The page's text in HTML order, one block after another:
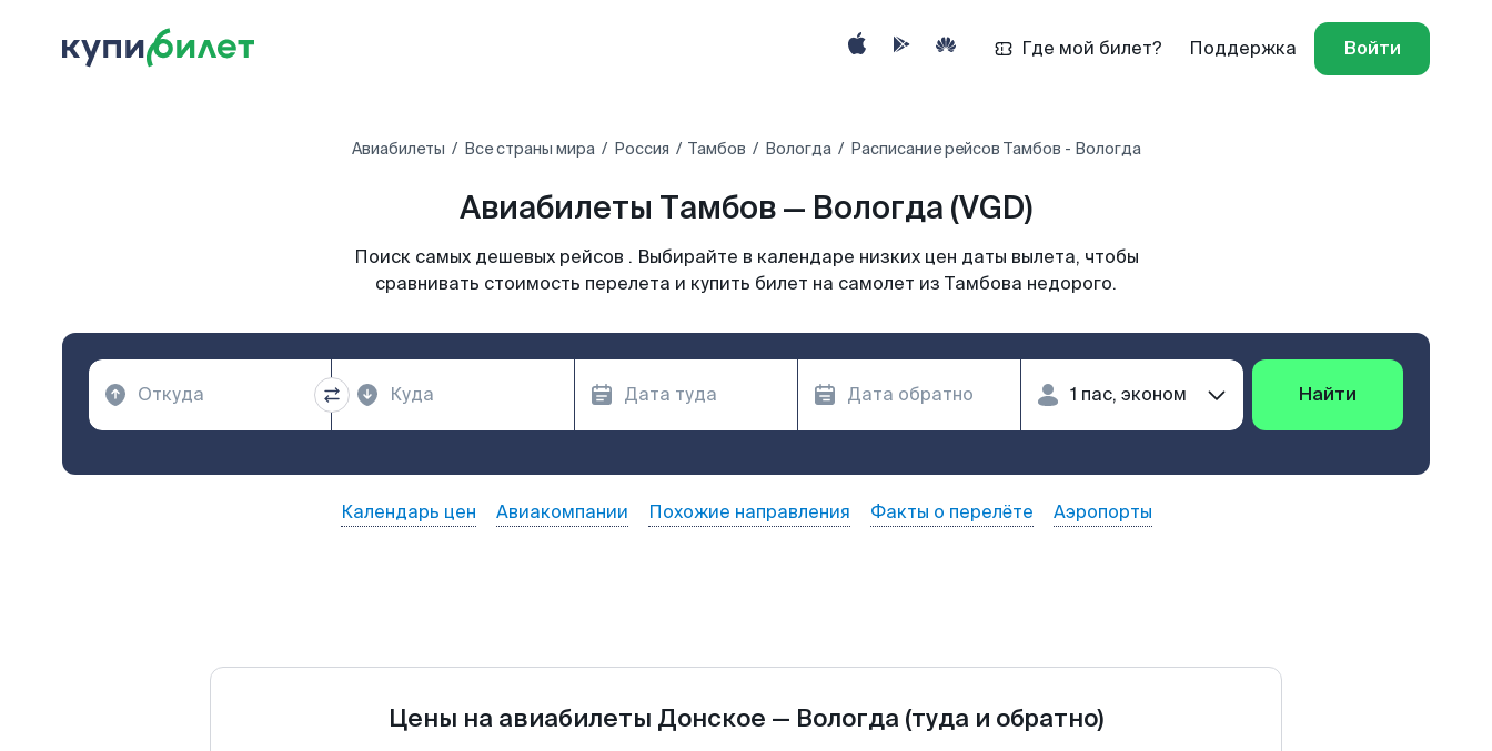
Где мой билет? Поддержка Войти
Авиабилеты Все страны мира Россия Тамбов Вологда Расписание рейсов Тамбов - Вологда
Авиабилеты Тамбов — Вологда (VGD)
Поиск самых дешевых рейсов . Выбирайте в календаре низких цен даты вылета, чтобы
сравнивать стоимость перелета и купить билет на самолет из Тамбова недорого.
Найти
Календарь цен Авиакомпании Похожие направления Факты о перелёте Аэропорты
Цены на авиабилеты Донское — Вологда (туда и обратно)